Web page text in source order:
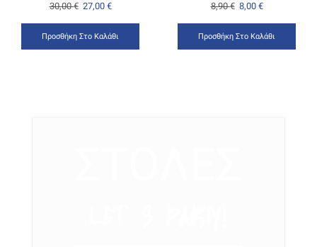
30,00€ 27,00 €
Προσθήκη Στο Καλάθι
8,90€ 8,00 €
Προσθήκη Στο Καλάθι